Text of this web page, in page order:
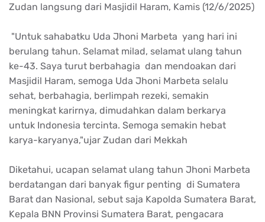
Zudan langsung dari Masjidil Haram, Kamis (12/6/2025)
"Untuk sahabatku Uda Jhoni Marbeta yang hari ini
berulang tahun. Selamat milad, selamat ulang tahun
ke-43. Saya turut berbahagia dan mendoakan dari
Masjidil Haram, semoga Uda Jhoni Marbeta selalu
sehat, berbahagia, berlimpah rezeki, semakin
meningkat karirnya, dimudahkan dalam berkarya
untuk Indonesia tercinta. Semoga semakin hebat
karya-karyanya,"ujar Zudan dari Mekkah
Diketahui, ucapan selamat ulang tahun Jhoni Marbeta
berdatangan dari banyak figur penting di Sumatera
Barat dan Nasional, sebut saja Kapolda Sumatera Barat,
Kepala BNN Provinsi Sumatera Barat, pengacara